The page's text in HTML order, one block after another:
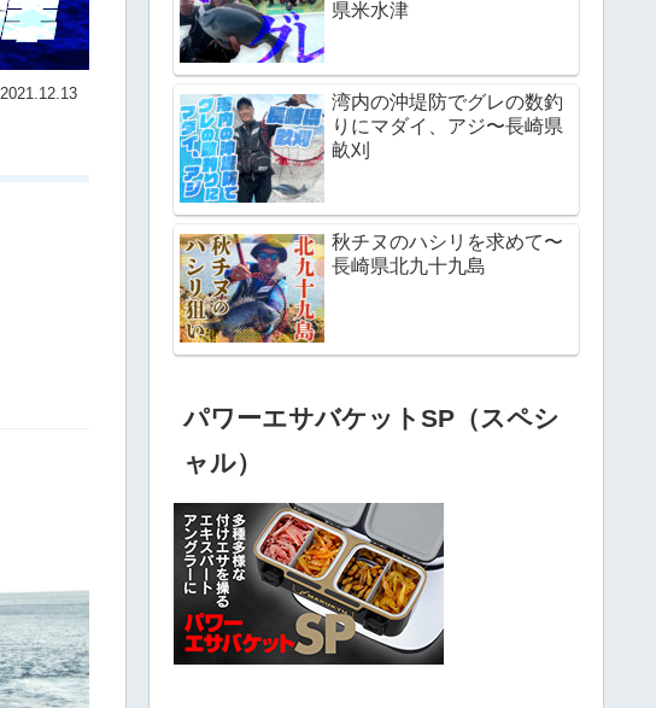
2021.12.13
県米水津
湾内の沖堤防でグレの数釣
りにマダイ、アジ〜長崎県
畝刈
秋チヌのハシリを求めて〜
長崎県北九十九島
パワーエサバケットSP（スペシ
ャル）